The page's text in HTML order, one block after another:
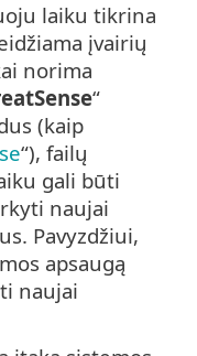
laiku tikrina
įvairių
norima
“
(kaip
“), failų
gali būti
naujai
Pavyzdžiui,
apsaugą
naujai